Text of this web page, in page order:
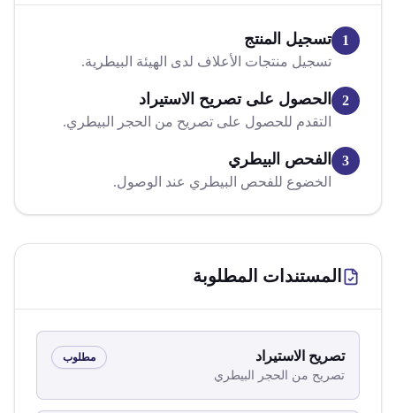
1 تسجيل المنتج
تسجيل منتجات الأعلاف لدى الهيئة البيطرية.
2 الحصول على تصريح الاستيراد
التقدم للحصول على تصريح من الحجر البيطري.
3 الفحص البيطري
الخضوع للفحص البيطري عند الوصول.
المستندات المطلوبة
تصريح الاستيراد
تصريح من الحجر البيطري
مطلوب